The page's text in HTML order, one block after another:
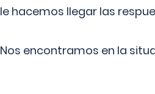
le hacemos llegar las
Nos encontramos en la